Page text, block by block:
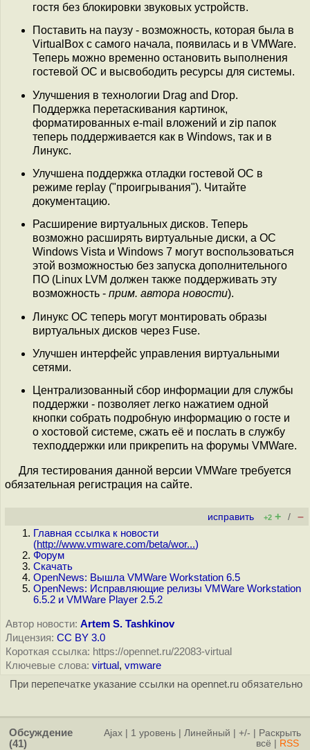
гостя без блокировки звуковых устройств.
Поставить на паузу - возможность, которая была в
VirtualBox с самого начала, появилась и в VMWare.
Теперь можно временно остановить выполнения
гостевой ОС и высвободить ресурсы для системы.
Улучшения в технологии Drag and Drop.
Поддержка перетаскивания картинок,
форматированных e-mail вложений и zip папок
теперь поддерживается как в Windows, так и в
Линукс.
Улучшена поддержка отладки гостевой ОС в
режиме replay ("проигрывания"). Читайте
документацию.
Расширение виртуальных дисков. Теперь
возможно расширять виртуальные диски, а ОС
Windows Vista и Windows 7 могут воспользоваться
этой возможностью без запуска дополнительного
ПО (Linux LVM должен также поддерживать эту
возможность - прим. автора новости).
Линукс ОС теперь могут монтировать образы
виртуальных дисков через Fuse.
Улучшен интерфейс управления виртуальными
сетями.
Централизованный сбор информации для службы
поддержки - позволяет легко нажатием одной
кнопки собрать подробную информацию о госте и
о хостовой системе, сжать её и послать в службу
техподдержки или прикрепить на форумы VMWare.
Для тестирования данной версии VMWare требуется
обязательная регистрация на сайте.
исправить +2 + / –
Главная ссылка к новости
(http://www.vmware.com/beta/wor...)
Форум
Скачать
OpenNews: Вышла VMWare Workstation 6.5
OpenNews: Исправляющие релизы VMWare Workstation
6.5.2 и VMWare Player 2.5.2
Автор новости: Artem S. Tashkinov
Лицензия: CC BY 3.0
Короткая ссылка: https://opennet.ru/22083-virtual
Ключевые слова: virtual , vmware
При перепечатке указание ссылки на opennet.ru обязательно
Обсуждение
(41)
Ajax 1 уровень Линейный +/-
Раскрыть
всё
RSS